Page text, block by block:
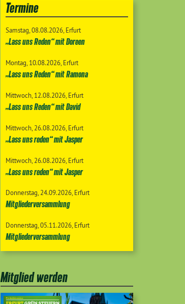
Termine
Samstag 08.08.2026 Erfurt
„Lass uns Reden“ mit Doreen
Montag 10.08.2026 Erfurt
„Lass uns Reden“ mit Ramona
Mittwoch 12.08.2026 Erfurt
„Lass uns Reden“ mit David
Mittwoch 26.08.2026 Erfurt
„Lass uns reden“ mit Jasper
Mittwoch 26.08.2026 Erfurt
„Lass uns reden“ mit Jasper
Donnerstag 24.09.2026 Erfurt
Mitgliederversammlung
Donnerstag 05.11.2026 Erfurt
Mitgliederversammlung
Mitglied werden